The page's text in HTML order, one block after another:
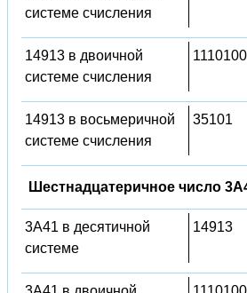
системе счисления
14913 в двоичной
системе счисления
14913 в восьмеричной
системе счисления
35101
Шестнадцатеричное число
3A41 в десятичной
системе
14913